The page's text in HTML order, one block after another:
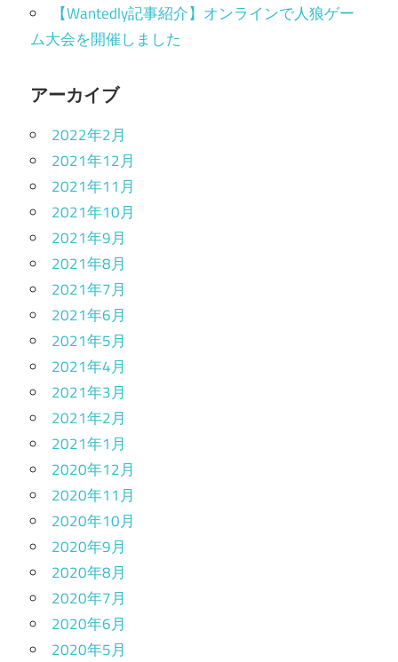
【Wantedly記事紹介】オンラインで人狼ゲー
ム大会を開催しました
アーカイブ
2022年2月
2021年12月
2021年11月
2021年10月
2021年9月
2021年8月
2021年7月
2021年6月
2021年5月
2021年4月
2021年3月
2021年2月
2021年1月
2020年12月
2020年11月
2020年10月
2020年9月
2020年8月
2020年7月
2020年6月
2020年5月